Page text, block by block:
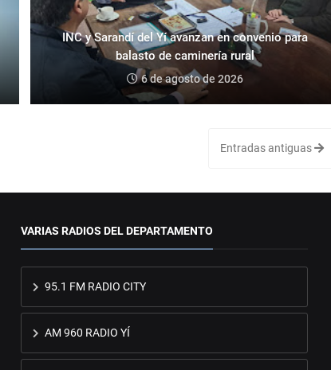
INC y Sarandí del Yí avanzan en convenio para
balasto de caminería rural
6 de agosto de 2026
Entradas antiguas
VARIAS RADIOS DEL DEPARTAMENTO
95.1 FM RADIO CITY
AM 960 RADIO YÍ